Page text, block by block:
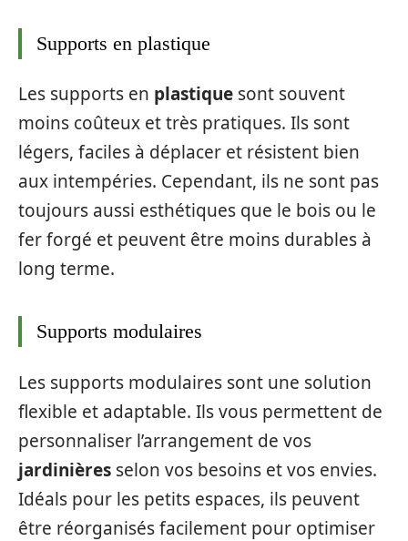
Supports en plastique
Les supports en plastique sont souvent
moins coûteux et très pratiques. Ils sont
légers, faciles à déplacer et résistent bien
aux intempéries. Cependant, ils ne sont pas
toujours aussi esthétiques que le bois ou le
fer forgé et peuvent être moins durables à
long terme.
Supports modulaires
Les supports modulaires sont une solution
flexible et adaptable. Ils vous permettent de
personnaliser l’arrangement de vos
jardinières selon vos besoins et vos envies.
Idéals pour les petits espaces, ils peuvent
être réorganisés facilement pour optimiser